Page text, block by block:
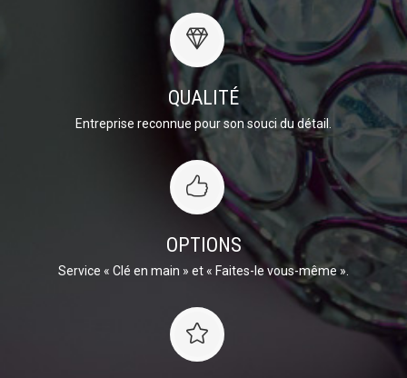
QUALITÉ
Entreprise reconnue pour son souci du détail.
OPTIONS
Service « Clé en main » et « Faites-le vous-même ».